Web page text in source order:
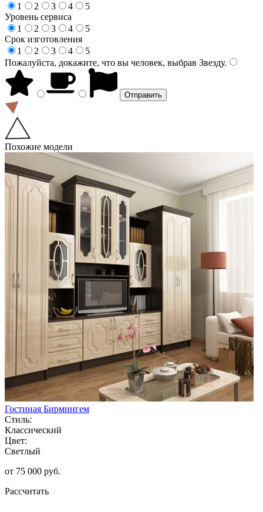
1
2 3 4
5
Уровень сервиса
1
2 3 4
5
Срок изготовления
1
2 3 4
5
Пожалуйста, докажите, что вы человек, выбрав Звезду.
Похожие модели
Гостиная Бирмингем
Стиль:
Классический
Цвет:
Светлый
от 75 000 руб.
Рассчитать